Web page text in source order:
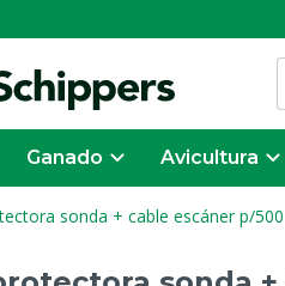
Ganado Avicultura
sonda + cable escáner p/500